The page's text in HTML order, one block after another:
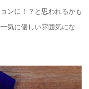
ンに！？と思われるかも
気に優しい雰囲気にな